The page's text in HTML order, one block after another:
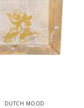
DUTCH MOOD